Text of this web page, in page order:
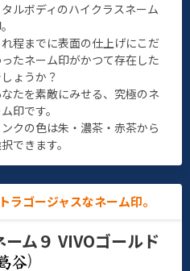
タルボディのハイクラスネーム
れ程までに表面の仕上げにこだ
たネーム印がかつて存在した
ょうか？
なたを素敵にみせる、究極のネ
印です。
クの色は朱・濃茶・赤茶から
できます。
ラゴージャスなネーム印。
ーム９ VIVOゴールド
)